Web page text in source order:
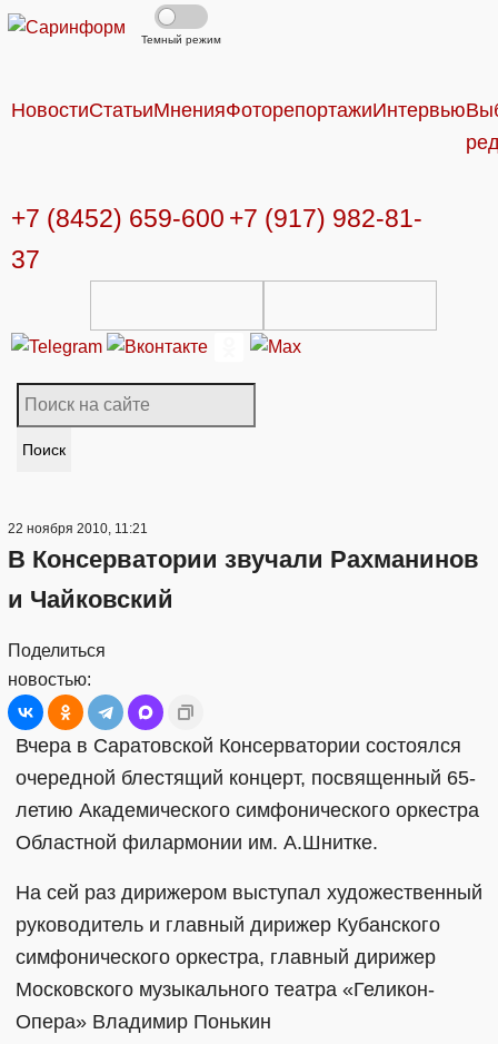
Темный режим
НовостиСтатьиМненияФоторепортажиИнтервью
+7 (8452) 659-600 +7 (917) 982-81-
37
Поиск
22 ноября 2010, 11:21
В Консерватории звучали Рахманинов
и Чайковский
Поделиться
новостью:
Вчера в Саратовской Консерватории состоялся
очередной блестящий концерт, посвященный 65-
летию Академического симфонического оркестра
Областной филармонии им. А.Шнитке.
На сей раз дирижером выступал художественный
руководитель и главный дирижер Кубанского
симфонического оркестра, главный дирижер
Московского музыкального театра «Геликон-
Опера» Владимир Понькин